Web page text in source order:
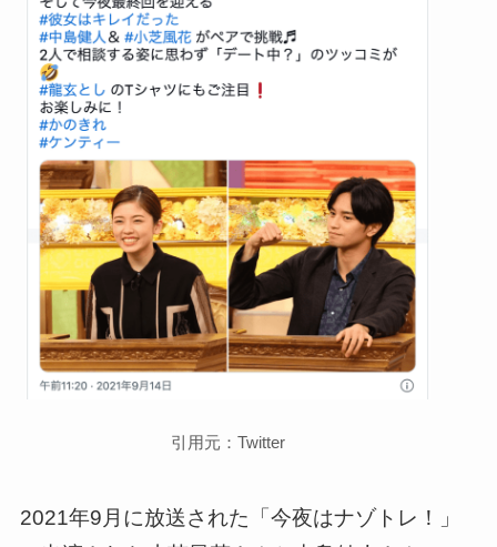
引用元：Twitter
2021年9月に放送された「今夜はナゾトレ！」